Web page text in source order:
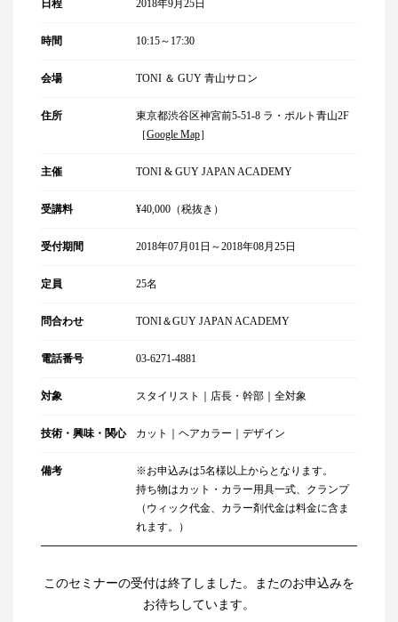
日程 2018年9月25日
時間 10:15～17:30
会場 TONI ＆ GUY 青山サロン
住所
東京都渋谷区神宮前5-51-8 ラ・ポルト青山2F
［Google Map］
主催 TONI & GUY JAPAN ACADEMY
受講料 ¥40,000（税抜き）
受付期間 2018年07月01日～2018年08月25日
定員 25名
問合わせ TONI＆GUY JAPAN ACADEMY
電話番号 03-6271-4881
対象 スタイリスト｜店長・幹部｜全対象
技術・興味・関心 カット｜ヘアカラー｜デザイン
備考
※お申込みは5名様以上からとなります。
持ち物はカット・カラー用具一式、クランプ
（ウィック代金、カラー剤代金は料金に含ま
れます。）
このセミナーの受付は終了しました。またのお申込みを
お待ちしています。